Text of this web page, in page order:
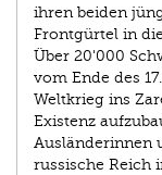
ihren beiden
Frontgürtel in
Über 20'000
vom Ende des
Weltkrieg ins
Existenz
Ausländerinnen
russische Reich